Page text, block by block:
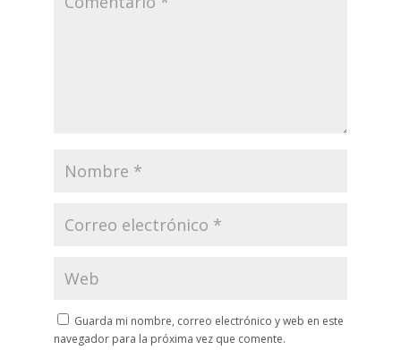
Guarda mi nombre, correo electrónico y web en este
navegador para la próxima vez que comente.